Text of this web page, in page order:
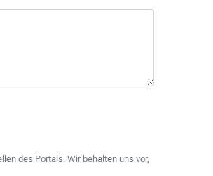
des Portals. Wir behalten uns vor,